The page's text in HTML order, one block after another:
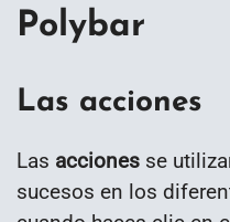
Polybar
Las acciones
Las acciones se
sucesos en los